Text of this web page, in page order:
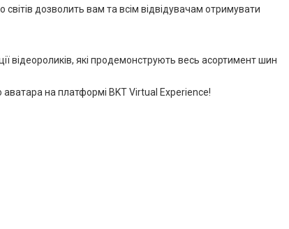
дозволить вам та всім відвідувачам отримувати
відеороликів, які продемонструють весь асортимент шин
аватара на платформі BKT Virtual Experience!